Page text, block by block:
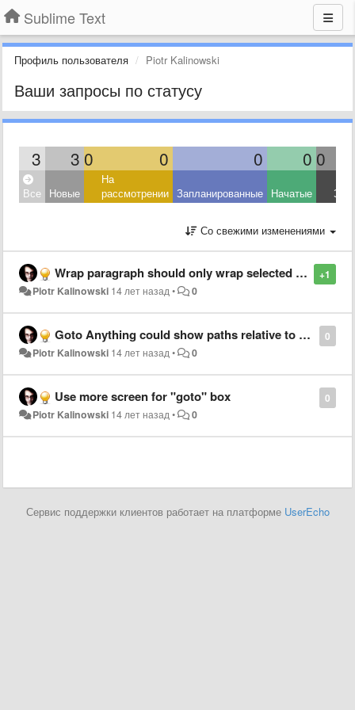
Sublime Text
Профиль пользователя Piotr Kalinowski
Ваши запросы по статусу
3 3 0 0 0 0 0
Все Новые
На
рассмотрении Запланированные Начатые
Со свежими изменениями
+1
Wrap paragraph should only wrap selected text, if any is selected
Piotr Kalinowski 14 лет назад• 0
0
Goto Anything could show paths relative to project directories
Piotr Kalinowski 14 лет назад• 0
0
Use more screen for "goto" box
Piotr Kalinowski 14 лет назад• 0
Сервис поддержки клиентов работает на платформе UserEcho